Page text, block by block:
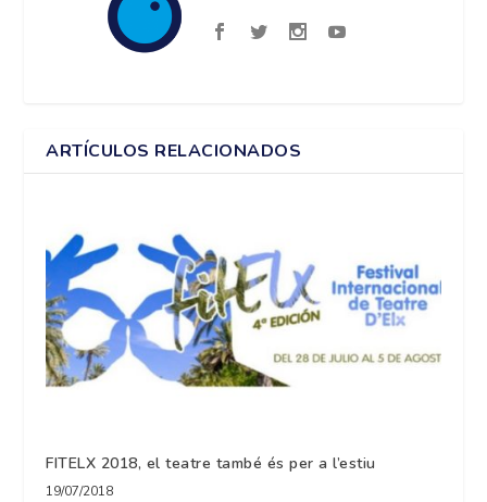
ARTÍCULOS RELACIONADOS
FITELX 2018, el teatre també és per a l’estiu
19/07/2018